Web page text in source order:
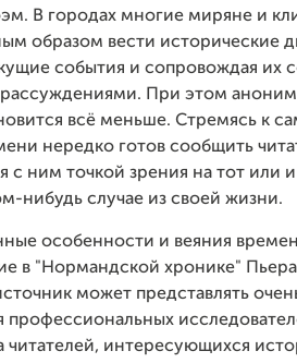
В городах многие миряне и
образом вести исторические
события и сопровождая их
При этом
всё меньше. Стремясь к
нередко готов сообщить
с ним точкой зрения на тот или
нибудь случае из своей жизни.
особенности и веяния
в "Нормандской хронике"
может представлять
профессиональных
читателей, интересующихся